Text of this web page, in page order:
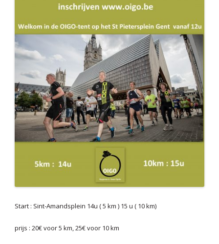
Start : Sint-Amandsplein 14u ( 5 km ) 15 u ( 10 km)
prijs : 20€ voor 5 km, 25€ voor 10 km